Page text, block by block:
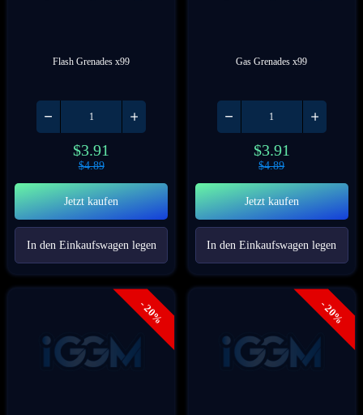
Flash Grenades x99
$3.91
$4.89
Jetzt kaufen
In den Einkaufswagen legen
Gas Grenades x99
$3.91
$4.89
Jetzt kaufen
In den Einkaufswagen legen
- 20% - 20%